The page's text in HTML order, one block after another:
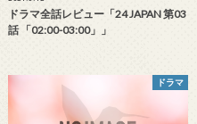
ドラマ全話レビュー「24 JAPAN 第03
話 「02:00-03:00」」
ドラマ